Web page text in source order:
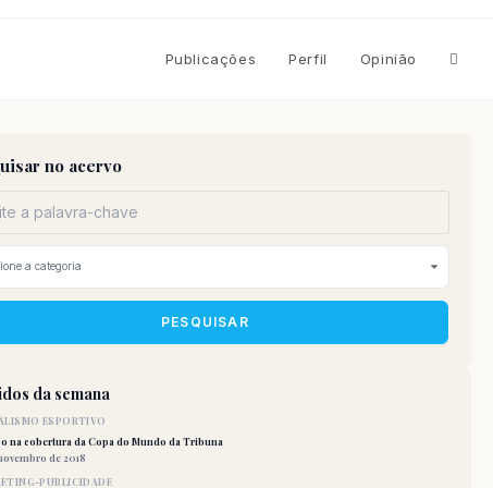
Publicações Perfil Opinião
no acervo
PESQUISAR
da semana
ESPORTIVO
na cobertura da Copa do Mundo da Tribuna
de 2018
PUBLICIDADE